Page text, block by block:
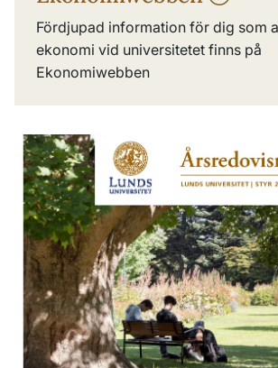
Fördjupad information för dig som
ekonomi vid universitetet finns på
Ekonomiwebben